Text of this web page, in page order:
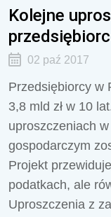
Kolejne
02 paź 2017
Przedsiębiorcy w
3,8 mld zł w 10
uproszczeniach
gospodarczym
Projekt
podatkach, ale
Uproszczenia z